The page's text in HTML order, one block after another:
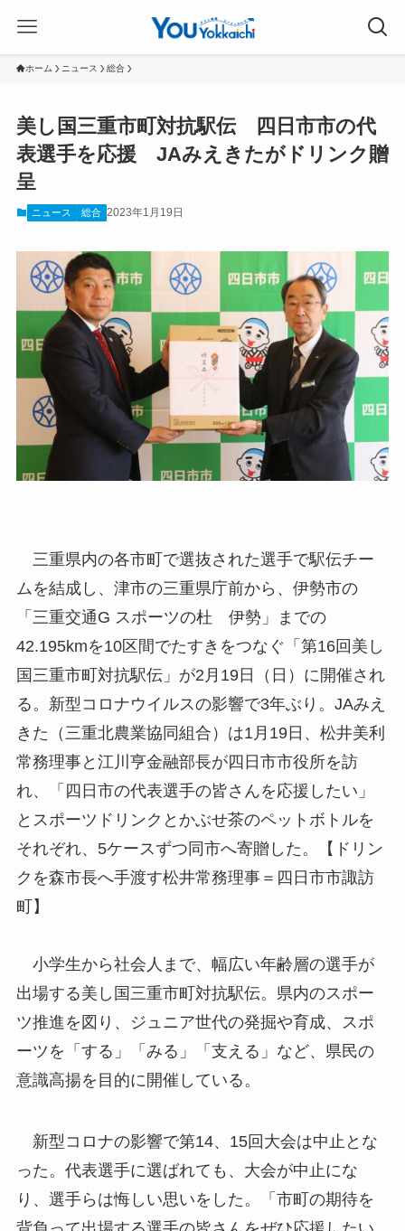
ホーム ニュース 総合
美し国三重市町対抗駅伝 四日市市の代
表選手を応援 JAみえきたがドリンク贈
呈
ニュース 総合 2023年1月19日
三重県内の各市町で選抜された選手で駅伝チー
ムを結成し、津市の三重県庁前から、伊勢市の
「三重交通G スポーツの杜 伊勢」までの
42.195kmを10区間でたすきをつなぐ「第16回美し
国三重市町対抗駅伝」が2月19日（日）に開催され
る。新型コロナウイルスの影響で3年ぶり。JAみえ
きた（三重北農業協同組合）は1月19日、松井美利
常務理事と江川亨金融部長が四日市市役所を訪
れ、「四日市の代表選手の皆さんを応援したい」
とスポーツドリンクとかぶせ茶のペットボトルを
それぞれ、5ケースずつ同市へ寄贈した。【ドリン
クを森市長へ手渡す松井常務理事＝四日市市諏訪
町】
小学生から社会人まで、幅広い年齢層の選手が
出場する美し国三重市町対抗駅伝。県内のスポー
ツ推進を図り、ジュニア世代の発掘や育成、スポ
ーツを「する」「みる」「支える」など、県民の
意識高揚を目的に開催している。
新型コロナの影響で第14、15回大会は中止とな
った。代表選手に選ばれても、大会が中止にな
り、選手らは悔しい思いをした。「市町の期待を